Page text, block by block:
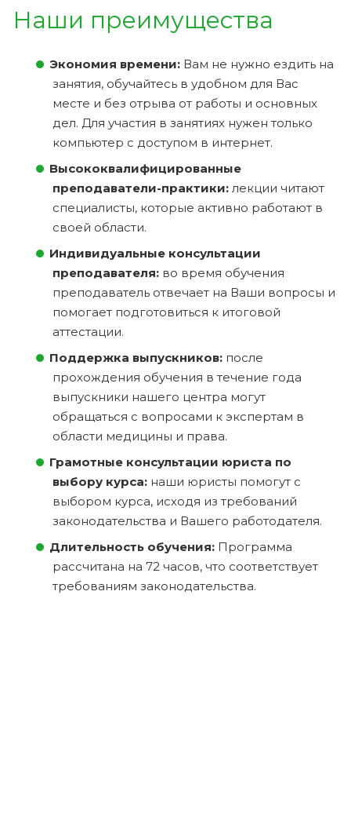
Наши преимущества
Экономия времени: Вам не нужно ездить на
занятия, обучайтесь в удобном для Вас
месте и без отрыва от работы и основных
дел. Для участия в занятиях нужен только
компьютер с доступом в интернет.
Высококвалифицированные
преподаватели-практики: лекции читают
специалисты, которые активно работают в
своей области.
Индивидуальные консультации
преподавателя: во время обучения
преподаватель отвечает на Ваши вопросы и
помогает подготовиться к итоговой
аттестации.
Поддержка выпускников: после
прохождения обучения в течение года
выпускники нашего центра могут
обращаться с вопросами к экспертам в
области медицины и права.
Грамотные консультации юриста по
выбору курса: наши юристы помогут с
выбором курса, исходя из требований
законодательства и Вашего работодателя.
Длительность обучения: Программа
рассчитана на 72 часов, что соответствует
требованиям законодательства.